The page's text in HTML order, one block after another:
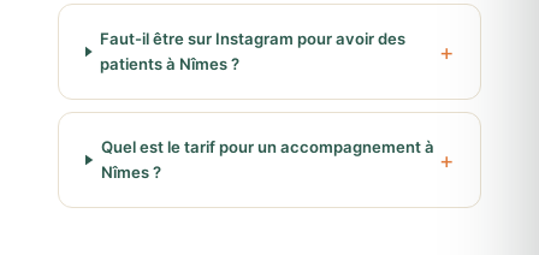
Faut-il être sur Instagram pour avoir des
patients à Nîmes ?
Quel est le tarif pour un accompagnement à
Nîmes ?